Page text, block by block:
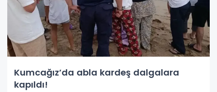
Kumcağız’da abla kardeş dalgalara
kapıldı!